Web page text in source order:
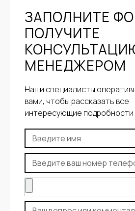
ЗАПОЛНИТЕ
ПОЛУЧИТЕ
МЕНЕДЖЕРОМ
Наши специалисты
вами, чтобы рассказать все
интересующие подробности